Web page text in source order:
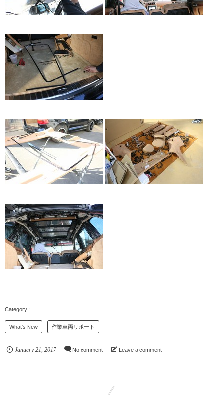
What's New 作業車両リポート
January 21, 2017 No comment Leave a comment